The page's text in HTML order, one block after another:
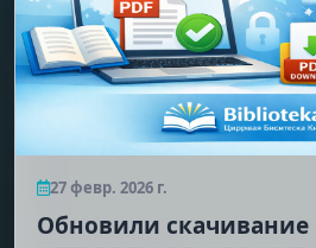
27 февр. 2026 г.
Обновили скачивание